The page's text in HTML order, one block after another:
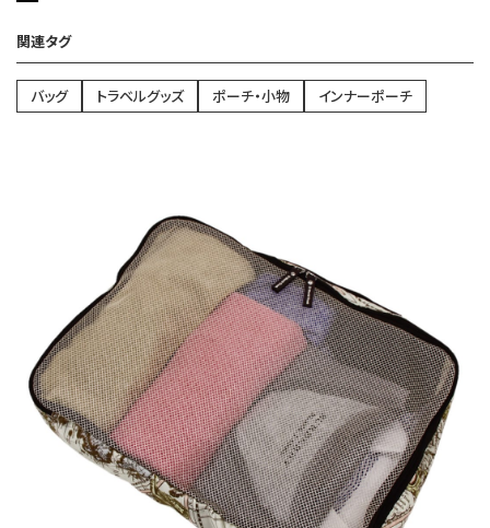
関連タグ
バッグ トラベルグッズ ポーチ・小物 インナーポーチ